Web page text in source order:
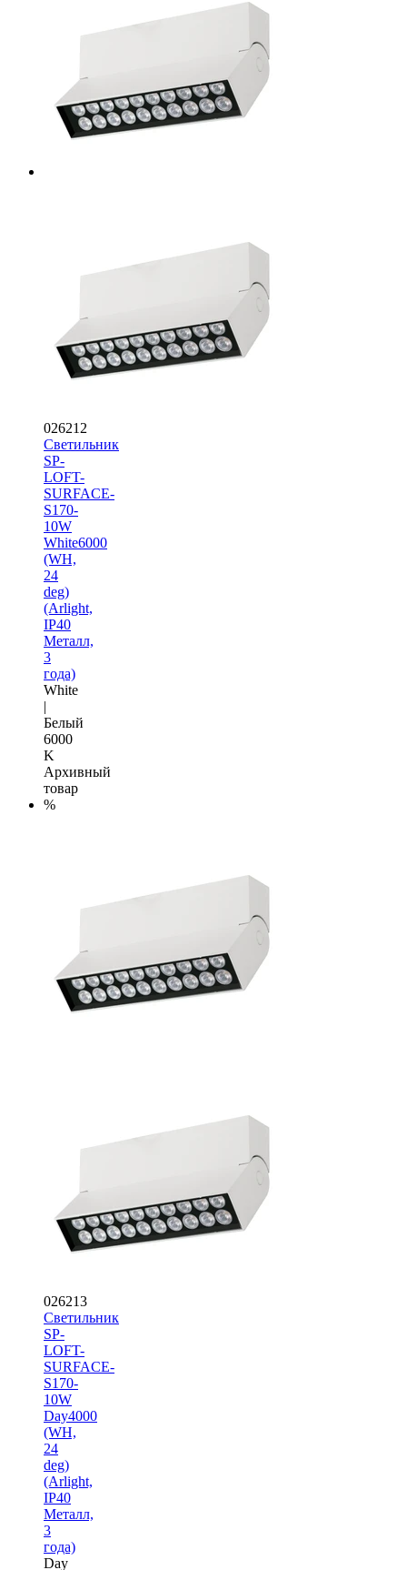
026212
Светильник
SP-
LOFT-
SURFACE-
S170-
10W
White6000
(WH,
24
deg)
(Arlight,
IP40
Металл,
3
года)
White
|
Белый
6000
K
Архивный
товар
%
026213
Светильник
SP-
LOFT-
SURFACE-
S170-
10W
Day4000
(WH,
24
deg)
(Arlight,
IP40
Металл,
3
года)
Day